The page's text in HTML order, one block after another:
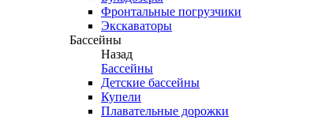
Фронтальные погрузчики
Экскаваторы
Бассейны
Назад
Бассейны
Детские бассейны
Купели
Плавательные дорожки